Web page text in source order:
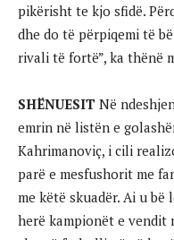
pikërisht te kjo sfidë.
dhe do të përpiqemi të
rivali të fortë”, ka thënë
SHËNUESIT Në
emrin në listën e
Kahrimanoviç, i cili
parë e mesfushorit me
me këtë skuadër. Ai u
herë kampionët e vendit